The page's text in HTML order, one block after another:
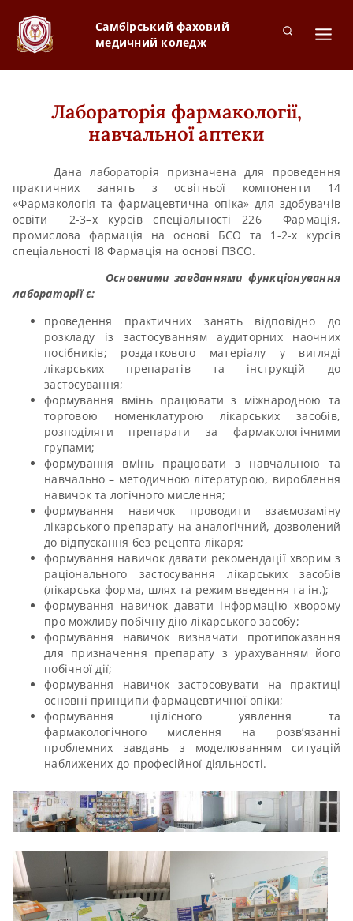
Самбірський фаховий
медичний коледж
Лабораторія фармакології,
навчальної аптеки
Дана лабораторія призначена для проведення
практичних занять з освітньої компоненти 14
«Фармакологія та фармацевтична опіка» для здобувачів
освіти 2-3–х курсів спеціальності 226 Фармація,
промислова фармація на основі БСО та 1-2-х курсів
спеціальності І8 Фармація на основі ПЗСО.
Основними завданнями функціонування
лабораторії є:
проведення практичних занять відповідно до
розкладу із застосуванням аудиторних наочних
посібників; роздаткового матеріалу у вигляді
лікарських препаратів та інструкцій до
застосування;
формування вмінь працювати з міжнародною та
торговою номенклатурою лікарських засобів,
розподіляти препарати за фармакологічними
групами;
формування вмінь працювати з навчальною та
навчально – методичною літературою, вироблення
навичок та логічного мислення;
формування навичок проводити взаємозаміну
лікарського препарату на аналогічний, дозволений
до відпускання без рецепта лікаря;
формування навичок давати рекомендації хворим з
раціонального застосування лікарських засобів
(лікарська форма, шлях та режим введення та ін.);
формування навичок давати інформацію хворому
про можливу побічну дію лікарського засобу;
формування навичок визначати протипоказання
для призначення препарату з урахуванням його
побічної дії;
формування навичок застосовувати на практиці
основні принципи фармацевтичної опіки;
формування цілісного уявлення та
фармакологічного мислення на розв’язанні
проблемних завдань з моделюванням ситуацій
наближених до професійної діяльності.